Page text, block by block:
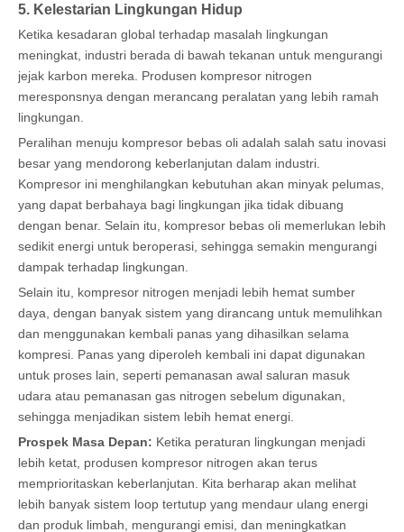
5. Kelestarian Lingkungan Hidup
Ketika kesadaran global terhadap masalah lingkungan
meningkat, industri berada di bawah tekanan untuk mengurangi
jejak karbon mereka. Produsen kompresor nitrogen
meresponsnya dengan merancang peralatan yang lebih ramah
lingkungan.
Peralihan menuju kompresor bebas oli adalah salah satu inovasi
besar yang mendorong keberlanjutan dalam industri.
Kompresor ini menghilangkan kebutuhan akan minyak pelumas,
yang dapat berbahaya bagi lingkungan jika tidak dibuang
dengan benar. Selain itu, kompresor bebas oli memerlukan lebih
sedikit energi untuk beroperasi, sehingga semakin mengurangi
dampak terhadap lingkungan.
Selain itu, kompresor nitrogen menjadi lebih hemat sumber
daya, dengan banyak sistem yang dirancang untuk memulihkan
dan menggunakan kembali panas yang dihasilkan selama
kompresi. Panas yang diperoleh kembali ini dapat digunakan
untuk proses lain, seperti pemanasan awal saluran masuk
udara atau pemanasan gas nitrogen sebelum digunakan,
sehingga menjadikan sistem lebih hemat energi.
Prospek Masa Depan: Ketika peraturan lingkungan menjadi
lebih ketat, produsen kompresor nitrogen akan terus
memprioritaskan keberlanjutan. Kita berharap akan melihat
lebih banyak sistem loop tertutup yang mendaur ulang energi
dan produk limbah, mengurangi emisi, dan meningkatkan